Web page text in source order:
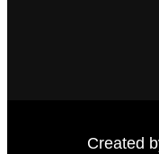
Created